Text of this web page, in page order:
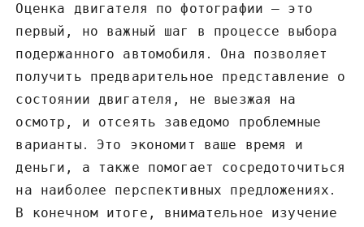
Оценка двигателя по фотографии – это
первый‚ но важный шаг в процессе выбора
подержанного автомобиля․ Она позволяет
получить предварительное представление о
состоянии двигателя‚ не выезжая на
осмотр‚ и отсеять заведомо проблемные
варианты․ Это экономит ваше время и
деньги‚ а также помогает сосредоточиться
на наиболее перспективных предложениях․
В конечном итоге‚ внимательное изучение